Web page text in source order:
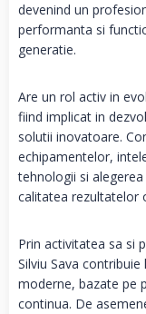
devenind un
performanta si
generatie.
Are un rol activ in
fiind implicat in
solutii inovatoare.
echipamentelor,
tehnologii si
calitatea rezultatelor
Prin activitatea sa si
Silviu Sava
moderne, bazate pe
continua. De